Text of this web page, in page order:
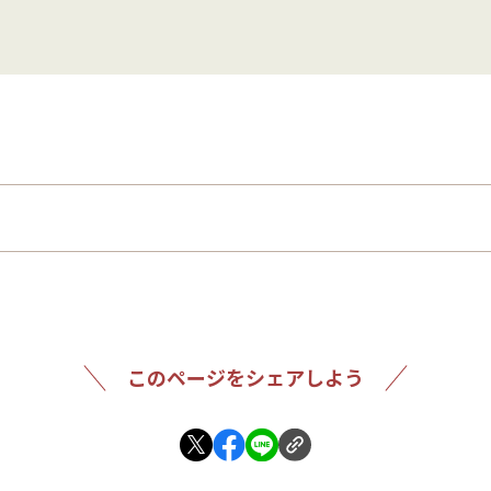
このページをシェアしよう